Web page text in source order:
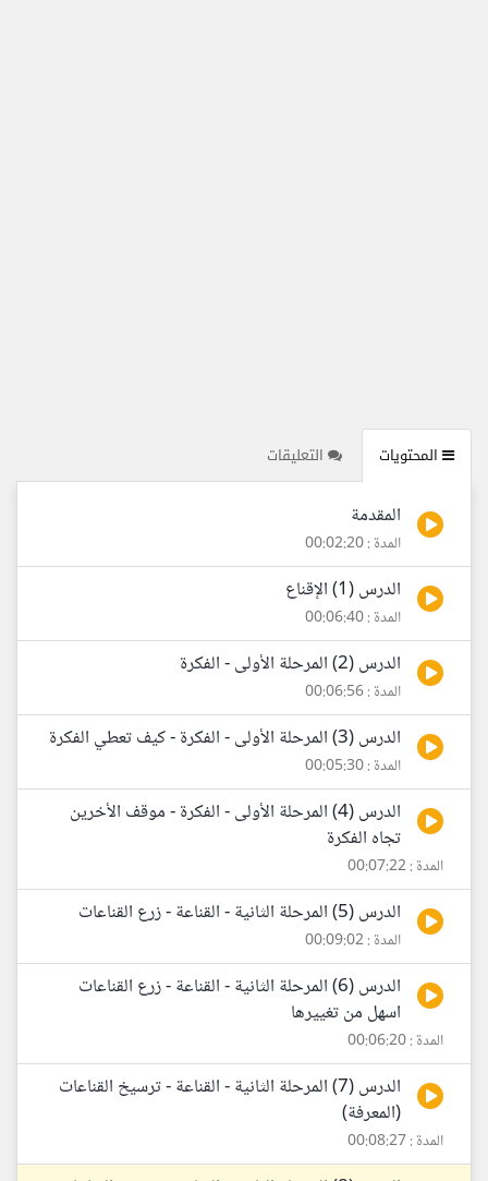
المحتويات التعليقات
المقدمة
المدة : 00:02:20
الدرس (1) الإقناع
المدة : 00:06:40
الدرس (2) المرحلة الأولى - الفكرة
المدة : 00:06:56
الدرس (3) المرحلة الأولى - الفكرة - كيف تعطي الفكرة
المدة : 00:05:30
الدرس (4) المرحلة الأولى - الفكرة - موقف الأخرين
تجاه الفكرة
المدة : 00:07:22
الدرس (5) المرحلة الثانية - القناعة - زرع القناعات
المدة : 00:09:02
الدرس (6) المرحلة الثانية - القناعة - زرع القناعات
اسهل من تغييرها
المدة : 00:06:20
الدرس (7) المرحلة الثانية - القناعة - ترسيخ القناعات
(المعرفة)
المدة : 00:08:27